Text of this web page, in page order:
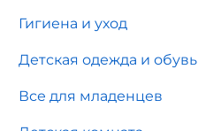
Гигиена и уход
Детская одежда и обувь
Все для младенцев